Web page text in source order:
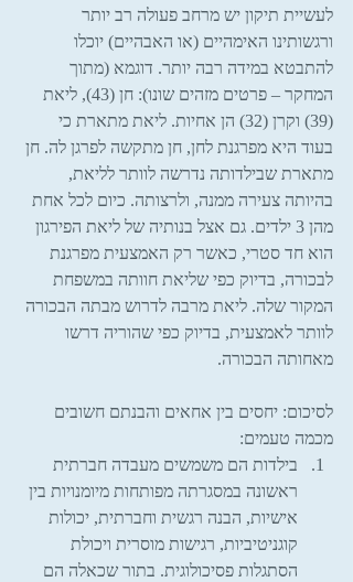
לעשיית תיקון יש מרחב פעולה רב יותר
ורגשותינו האימהיים (או האבהיים) יוכלו
להתבטא במידה רבה יותר. דוגמא (מתוך
המחקר – פרטים מזהים שונו): חן (43), ליאת
(39) וקרן (32) הן אחיות. ליאת מתארת כי
בעוד היא מפרגנת לחן, חן מתקשה לפרגן לה. חן
מתארת שבילדותה נדרשה לוותר לליאת,
בהיותה צעירה ממנה, ולרצותה. כיום לכל אחת
מהן 3 ילדים. גם אצל בנותיה של ליאת הפירגון
הוא חד סטרי, כאשר רק האמצעית מפרגנת
לבכורה, בדיוק כפי שליאת חוותה במשפחת
המקור שלה. ליאת מרבה לדרוש מבתה הבכורה
לוותר לאמצעית, בדיוק כפי שהוריה דרשו
מאחותה הבכורה.
לסיכום: יחסים בין אחאים והבנתם חשובים
מכמה טעמים:
בילדות הם משמשים מעבדה חברתית
ראשונה במסגרתה מפותחות מיומנויות בין
אישיות, הבנה רגשית וחברתית, יכולות
קוגניטיביות, רגישות מוסרית ויכולת
הסתגלות פסיכולוגית. בתור שכאלה הם